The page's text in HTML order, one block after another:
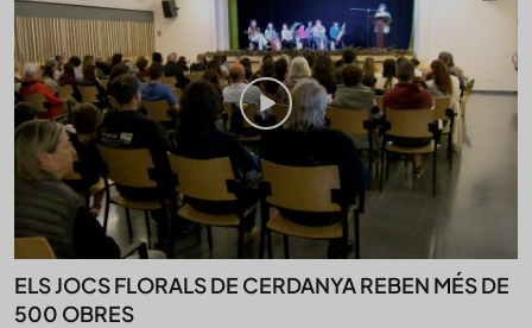
ELS JOCS FLORALS DE CERDANYA REBEN MÉS DE
500 OBRES